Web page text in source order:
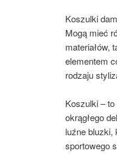
Koszulki
Mogą mieć
materiałów,
elementem
rodzaju
Koszulki –
okrągłego
luźne bluzki,
sportowego